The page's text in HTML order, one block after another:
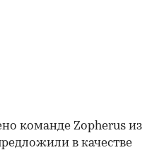
команде Zopherus из
в качестве